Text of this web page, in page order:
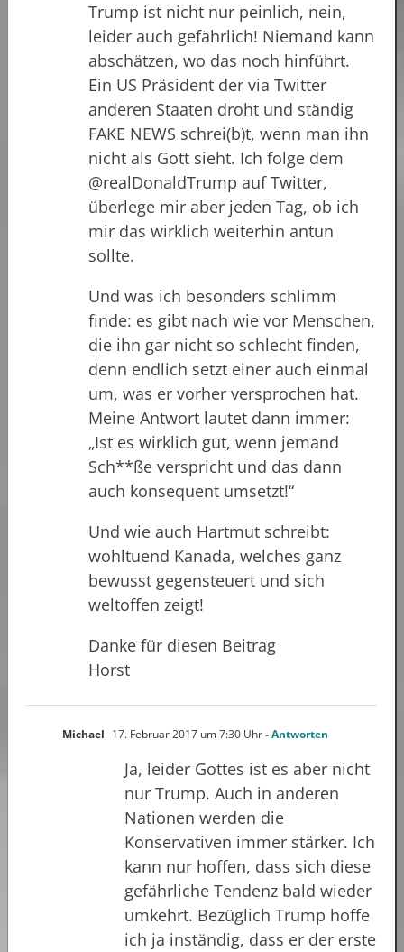
Trump ist nicht nur peinlich, nein,
leider auch gefährlich! Niemand kann
abschätzen, wo das noch hinführt.
Ein US Präsident der via Twitter
anderen Staaten droht und ständig
FAKE NEWS schrei(b)t, wenn man ihn
nicht als Gott sieht. Ich folge dem
@realDonaldTrump auf Twitter,
überlege mir aber jeden Tag, ob ich
mir das wirklich weiterhin antun
sollte.
Und was ich besonders schlimm
finde: es gibt nach wie vor Menschen,
die ihn gar nicht so schlecht finden,
denn endlich setzt einer auch einmal
um, was er vorher versprochen hat.
Meine Antwort lautet dann immer:
„Ist es wirklich gut, wenn jemand
Sch**ße verspricht und das dann
auch konsequent umsetzt!“
Und wie auch Hartmut schreibt:
wohltuend Kanada, welches ganz
bewusst gegensteuert und sich
weltoffen zeigt!
Danke für diesen Beitrag
Horst
Michael 17. Februar 2017 um 7:30 Uhr- Antworten
Ja, leider Gottes ist es aber nicht
nur Trump. Auch in anderen
Nationen werden die
Konservativen immer stärker. Ich
kann nur hoffen, dass sich diese
gefährliche Tendenz bald wieder
umkehrt. Bezüglich Trump hoffe
ich ja inständig, dass er der erste